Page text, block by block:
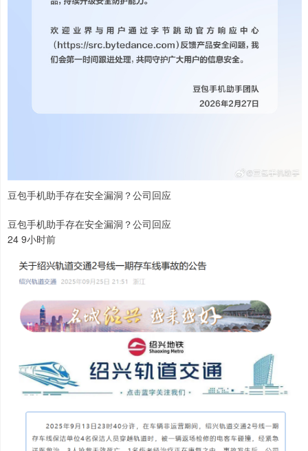
豆包手机助手存在安全漏洞？公司回应
豆包手机助手存在安全漏洞？公司回应
24 9小时前